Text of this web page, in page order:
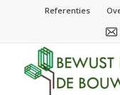
Referenties